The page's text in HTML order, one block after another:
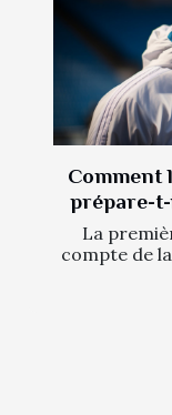
Comment
prépare-
La
compte de